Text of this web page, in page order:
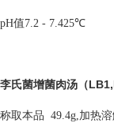
pH值7.2 - 7.425℃
李氏菌增菌肉汤（
称取本品 49.4g,加热